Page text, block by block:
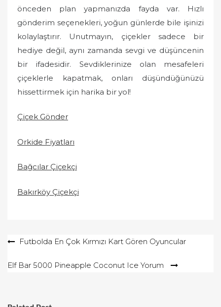
önceden plan yapmanızda fayda var. Hızlı
gönderim seçenekleri, yoğun günlerde bile işinizi
kolaylaştırır. Unutmayın, çiçekler sadece bir
hediye değil, aynı zamanda sevgi ve düşüncenin
bir ifadesidir. Sevdiklerinize olan mesafeleri
çiçeklerle kapatmak, onları düşündüğünüzü
hissettirmek için harika bir yol!
Çiçek Gönder
Orkide Fiyatları
Bağcılar Çiçekçi
Bakırköy Çiçekçi
YazıFutbolda En Çok Kırmızı Kart Gören Oyuncular
Elf Bar 5000 Pineapple Coconut Ice Yorum